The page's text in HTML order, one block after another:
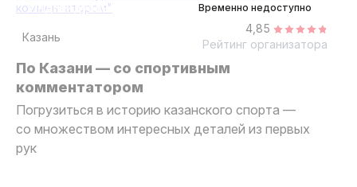
Временно недоступно
индивидуальная
Казань
4,85
Рейтинг организатора
По Казани — со спортивным
комментатором
Погрузиться в историю казанского спорта —
со множеством интересных деталей из первых
рук